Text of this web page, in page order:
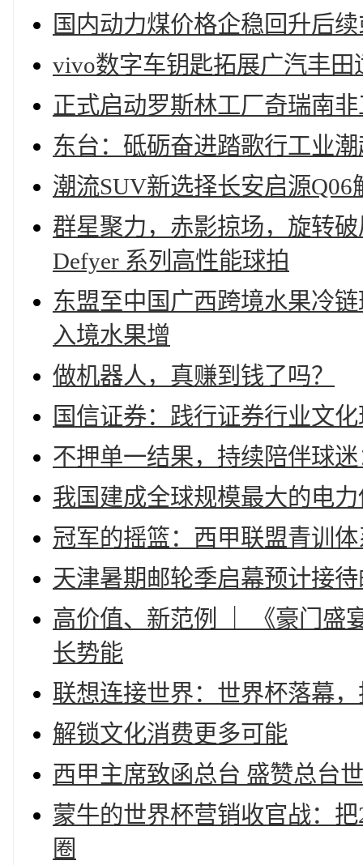
国内动力煤价格企稳回升后
vivo数字车钥匙拓展广汽丰
正式启动罗斯林工厂奇瑞南
东台：砥砺奋进踏歌行工业
潮流SUV新选择长安启源
群星聚力，赤影掠场，旋转
Defyer 系列高性能球拍
东盟至中国广西跨境水果冷
入境水果增
做机器人，真赚到钱了吗？
国信证券：践行证券行业文
不押单一结果，持续陪伴球
我国建成全球规模最大的电
冠军的摇篮：西甲联盟青训
天津暑期邮轮季启幕预计接
高价值、新范例 ｜ 《豪门盛
长势能
联想连接世界：世界杯落幕
解锁文化消费更多可能
西甲主席致函总台 盛赞总台
蒙牛的世界杯营销收官战：
圈